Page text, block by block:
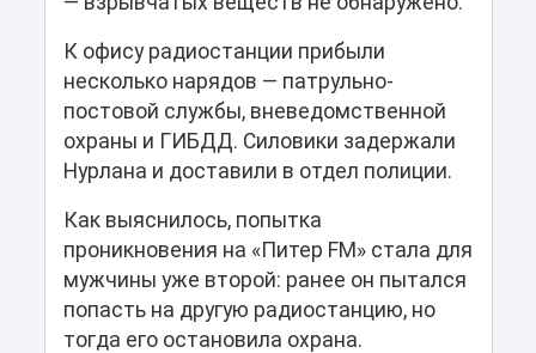
К офису радиостанции прибыли
несколько нарядов — патрульно-
постовой службы, вневедомственной
охраны и ГИБДД. Силовики задержали
Нурлана и доставили в отдел полиции.
Как выяснилось, попытка
проникновения на «Питер FM» стала для
мужчины уже второй: ранее он пытался
попасть на другую радиостанцию, но
тогда его остановила охрана.